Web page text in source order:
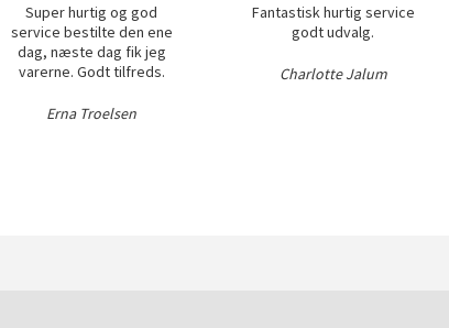
Super hurtig og god
service bestilte den ene
dag, næste dag fik jeg
varerne. Godt tilfreds.
Erna Troelsen
Fantastisk hurtig service
godt udvalg.
Charlotte Jalum